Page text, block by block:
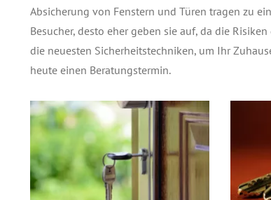
Absicherung von Fenstern und Türen tragen zu
Besucher, desto eher geben sie auf, da die
die neuesten Sicherheitstechniken, um Ihr
heute einen Beratungstermin.